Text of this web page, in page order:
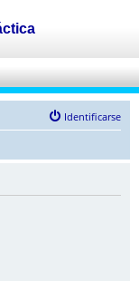
Identificarse